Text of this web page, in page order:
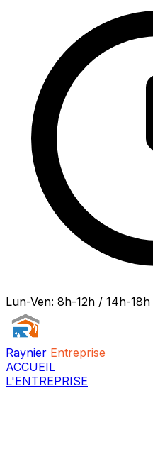
Lun-Ven: 8h-12h / 14h-18h
Raynier Entreprise
ACCUEIL
L'ENTREPRISE